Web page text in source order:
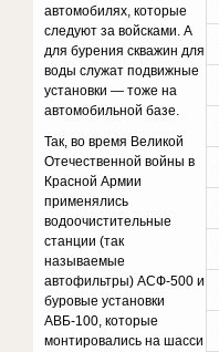
автомобилях, которые
следуют за войсками. А
для бурения скважин для
воды служат подвижные
установки — тоже на
автомобильной базе.
Так, во время Великой
Отечественной войны в
Красной Армии
применялись
водоочистительные
станции (так
называемые
автофильтры) АСФ-500 и
буровые установки
АВБ-100, которые
монтировались на шасси